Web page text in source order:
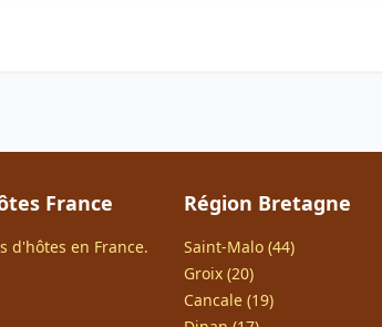
France
d'hôtes en France.
Région Bretagne
Saint-Malo (44)
Groix (20)
Cancale (19)